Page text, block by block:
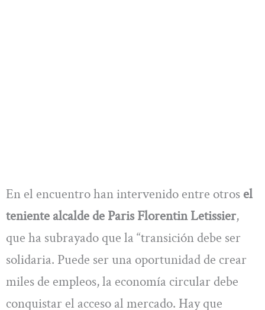
En el encuentro han intervenido entre otros el
teniente alcalde de Paris Florentin Letissier,
que ha subrayado que la “transición debe ser
solidaria. Puede ser una oportunidad de crear
miles de empleos, la economía circular debe
conquistar el acceso al mercado. Hay que